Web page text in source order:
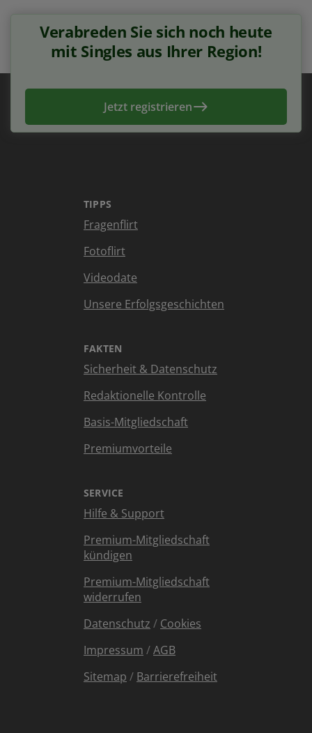
Verabreden Sie sich noch heute
mit Singles aus Ihrer Region!
Jetzt registrieren
TIPPS
Fragenflirt
Fotoflirt
Videodate
Unsere Erfolgsgeschichten
FAKTEN
Sicherheit & Datenschutz
Redaktionelle Kontrolle
Basis-Mitgliedschaft
Premiumvorteile
SERVICE
Hilfe & Support
Premium-Mitgliedschaft
kündigen
Premium-Mitgliedschaft
widerrufen
Datenschutz / Cookies
Impressum /AGB
Sitemap / Barrierefreiheit